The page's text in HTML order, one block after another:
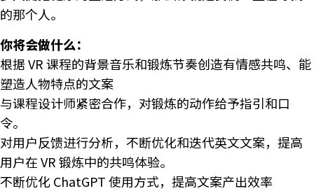
的那个人。
你将会做什么：
根据 VR 课程的背景音乐和锻炼节奏创造有情感共鸣、能
塑造人物特点的文案
与课程设计师紧密合作，对锻炼的动作给予指引和口
令。
对用户反馈进行分析，不断优化和迭代英文文案，提高
用户在 VR 锻炼中的共鸣体验。
不断优化 ChatGPT 使用方式，提高文案产出效率